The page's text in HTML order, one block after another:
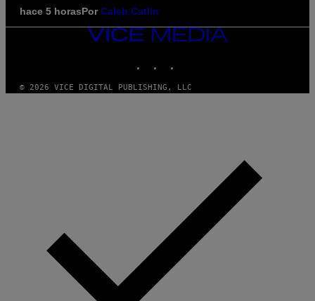
hace 5 horasPorCaleb Catlin
VICE
© 2026 VICE DIGITAL PUBLISHING, LLC